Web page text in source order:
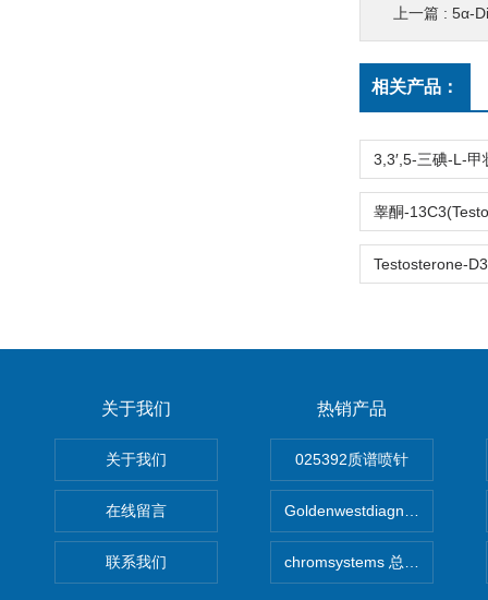
上一篇 : 5α-
相关产品：
关于我们
关于我们
在线留言
联系我们
热销产品
025392质谱喷针
Goldenwestdiagnostics总代
chromsystems 总代理